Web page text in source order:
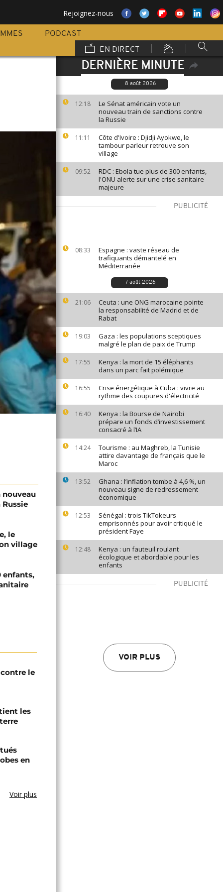
Rejoignez-nous
PODCAST
EN DIRECT
DERNIÈRE MINUTE
8 août 2026
12:18
Le Sénat américain vote un
nouveau train de sanctions contre
la Russie
11:11
Côte d'Ivoire : Djidji Ayokwe, le
tambour parleur retrouve son
village
09:52
RDC : Ebola tue plus de 300 enfants,
l'ONU alerte sur une crise sanitaire
majeure
PUBLICITÉ
08:33
Espagne : vaste réseau de
trafiquants démantelé en
Méditerranée
7 août 2026
21:06
Ceuta : une ONG marocaine pointe
la responsabilité de Madrid et de
Rabat
19:03
Gaza : les populations sceptiques
malgré le plan de paix de Trump
17:55
Kenya : la mort de 15 éléphants
dans un parc fait polémique
16:55
Crise énergétique à Cuba : vivre au
rythme des coupures d'électricité
16:40
Kenya : la Bourse de Nairobi
prépare un fonds d’investissement
consacré à l’IA
14:24
Tourisme : au Maghreb, la Tunisie
attire davantage de français que le
Maroc
13:52
Ghana : l’inflation tombe à 4,6 %, un
nouveau signe de redressement
économique
12:53
Sénégal : trois TikTokeurs
emprisonnés pour avoir critiqué le
président Faye
12:48
Kenya : un fauteuil roulant
écologique et abordable pour les
enfants
PUBLICITÉ
VOIR PLUS
nouveau
le
village
enfants,
le
les
en
Voir plus